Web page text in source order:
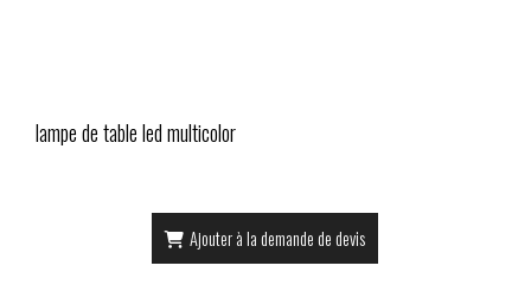
lampe de table led multicolor
Ajouter à la demande de devis